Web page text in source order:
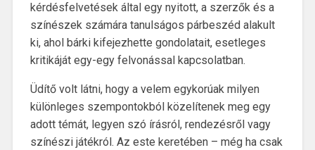
kérdésfelvetések által egy nyitott, a szerzők és a
színészek számára tanulságos párbeszéd alakult
ki, ahol bárki kifejezhette gondolatait, esetleges
kritikáját egy-egy felvonással kapcsolatban.
Üdítő volt látni, hogy a velem egykorúak milyen
különleges szempontokból közelítenek meg egy
adott témát, legyen szó írásról, rendezésről vagy
színészi játékról. Az este keretében – még ha csak